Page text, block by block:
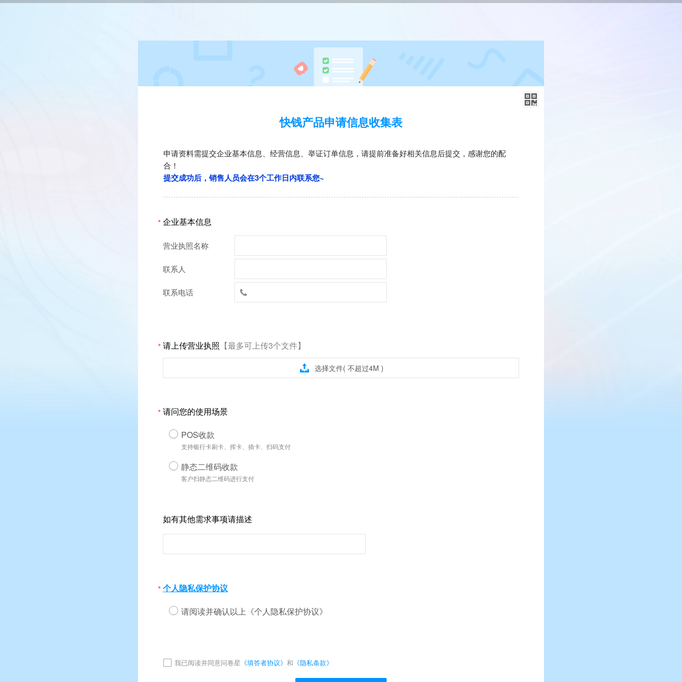
快钱产品申请信息收集表
申请资料需提交企业基本信息、经营信息、举证订单信息，请提前准备好相关信息后提交，感谢您的配
合！
提交成功后，销售人员会在3个工作日内联系您~
*企业基本信息
营业执照名称
联系人
联系电话 
*请上传营业执照 【最多可上传3个文件】
 选择文件( 不超过4M )
*请问您的使用场景
POS收款
支持银行卡刷卡、挥卡、插卡、扫码支付
静态二维码收款
客户扫静态二维码进行支付
如有其他需求事项请描述
*个人隐私保护协议
请阅读并确认以上《个人隐私保护协议》
我已阅读并同意问卷星 《填答者协议》 和 《隐私条款》